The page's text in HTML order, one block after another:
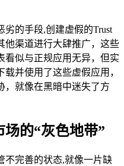
的手段,创建虚假的Trust
他渠道进行大肆推广，这些
看似与正规应用无异，但实
并使用了这些虚假应用，
，就像在黑暗中迷失了方
的“灰色地带”
不完善的状态,就像一片缺